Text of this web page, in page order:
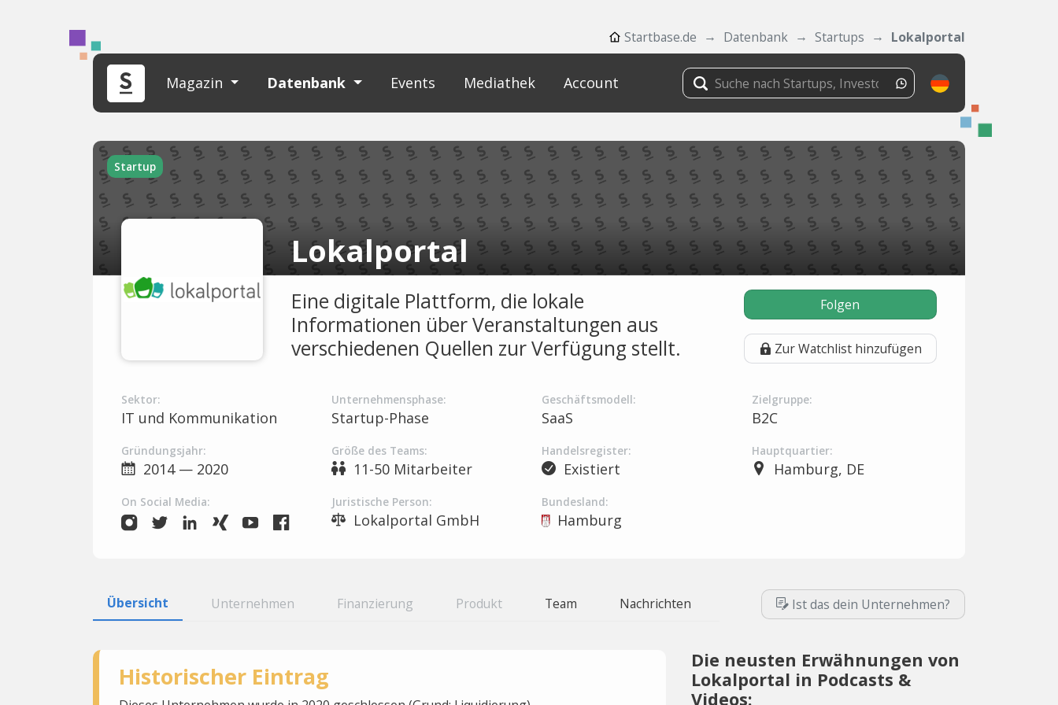
Startbase.de Datenbank Startups Lokalportal
Magazin Datenbank Events Mediathek Account
Startup
Lokalportal
Eine digitale Plattform, die lokale
Informationen über Veranstaltungen aus
verschiedenen Quellen zur Verfügung stellt.
Folgen
Zur Watchlist hinzufügen
Sektor:
IT und Kommunikation
Unternehmensphase:
Startup-Phase
Geschäftsmodell:
SaaS
Zielgruppe:
B2C
Gründungsjahr:
2014 — 2020
Größe des Teams:
11-50 Mitarbeiter
Handelsregister:
Existiert
Hauptquartier:
Hamburg, DE
On Social Media: Juristische Person:
Lokalportal GmbH
Bundesland:
Hamburg
Übersicht Unternehmen Finanzierung Produkt Team Nachrichten Ist das dein Unternehmen?
Historischer Eintrag
Die neusten Erwähnungen von
Lokalportal in Podcasts &
Videos: